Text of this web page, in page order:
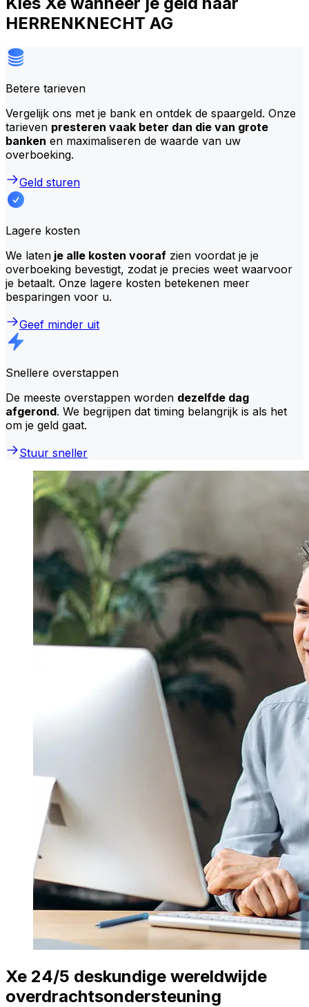
HERRENKNECHT AG
Betere tarieven
Vergelijk ons met je bank en ontdek de spaargeld. Onze
tarieven presteren vaak beter dan die van grote
banken en maximaliseren de waarde van uw
overboeking.
Geld sturen
Lagere kosten
We laten je alle kosten vooraf zien voordat je je
overboeking bevestigt, zodat je precies weet waarvoor
je betaalt. Onze lagere kosten betekenen meer
besparingen voor u.
Geef minder uit
Snellere overstappen
De meeste overstappen worden dezelfde dag
afgerond. We begrijpen dat timing belangrijk is als het
om je geld gaat.
Stuur sneller
Xe 24/5 deskundige wereldwijde
overdrachtsondersteuning